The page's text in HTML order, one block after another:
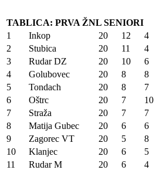
TABLICA: PRVA ŽNL SENIORI
1
Inkop 20 12 4
2
Stubica 20 11 4
3
Rudar DZ 20 10 6
4
Golubovec 20 8 8
5
Tondach 20 8 7
6
Oštrc 20 7 10
7
Straža 20 7 7
8
Matija Gubec 20 6 6
9
Zagorec VT 20 5 8
10
Klanjec 20 6 5
11
Rudar M 20 6 4